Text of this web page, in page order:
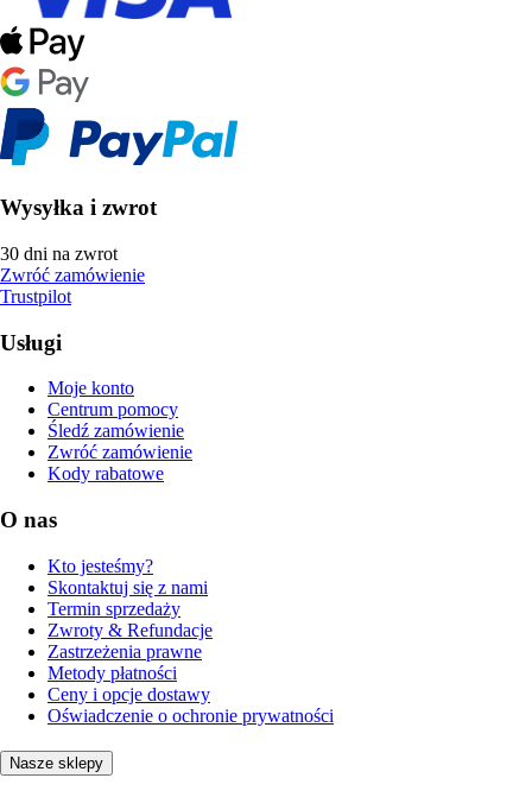
Wysyłka i zwrot
30 dni na zwrot
Zwróć zamówienie
Trustpilot
Usługi
Moje konto
Centrum pomocy
Śledź zamówienie
Zwróć zamówienie
Kody rabatowe
O nas
Kto jesteśmy?
Skontaktuj się z nami
Termin sprzedaży
Zwroty & Refundacje
Zastrzeżenia prawne
Metody płatności
Ceny i opcje dostawy
Oświadczenie o ochronie prywatności
Nasze sklepy